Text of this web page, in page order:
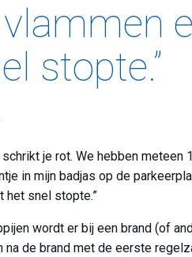
vlammen
stopte.”
je rot. We hebben
in mijn badjas op de
het snel stopte.”
wordt er bij een brand (of
de brand met de eerste